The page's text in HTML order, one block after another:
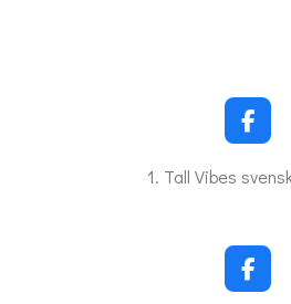
F
a
c
o
k
1. Tall Vibes
F
a